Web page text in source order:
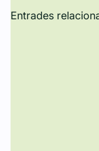
Entrades